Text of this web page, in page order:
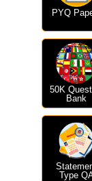
PYQ
50K
Bank
Type